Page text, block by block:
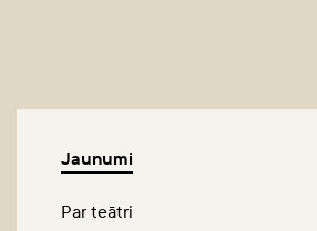
Jaunumi
Par teātri